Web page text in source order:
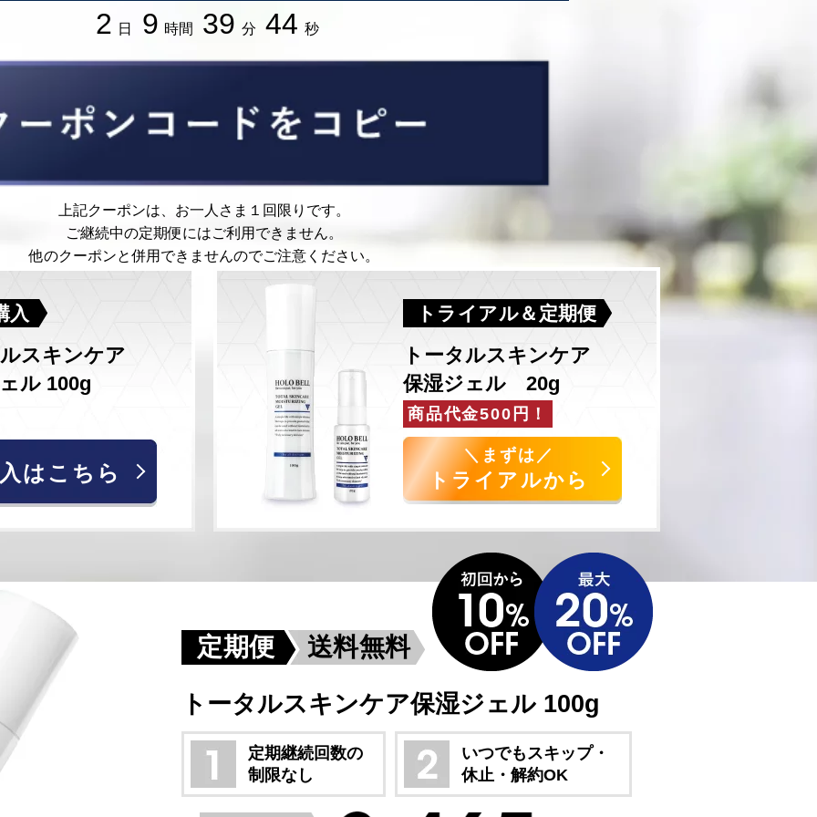
2 日 9 時間 39 分 42 秒
上記クーポンは、お一人さま１回限りです。
ご継続中の定期便にはご利用できません。
他のクーポンと併用できませんのでご注意ください。
入
スキンケア
ル 100g
はこちら
トライアル＆定期便
トータルスキンケア
保湿ジェル 20g
商品代金500円！
＼まずは／
トライアルから
定期便 送料無料
トータルスキンケア保湿ジェル 100g
定期継続回数の
制限なし
いつでもスキップ・
休止・解約OK